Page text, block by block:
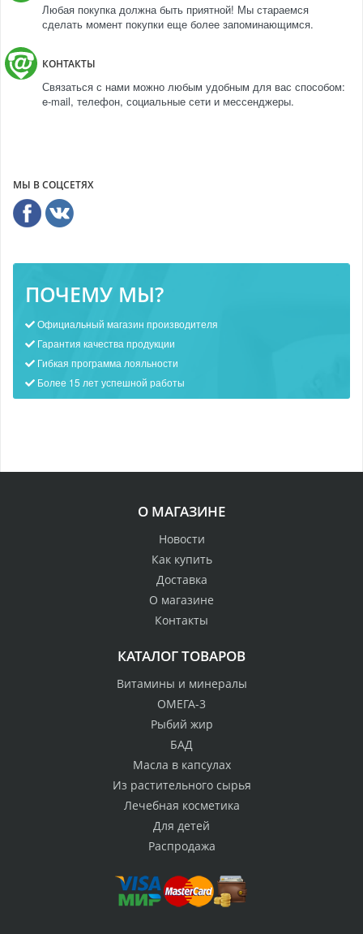
Любая покупка должна быть приятной! Мы стараемся
сделать момент покупки еще более запоминающимся.
КОНТАКТЫ
Связаться с нами можно любым удобным для вас способом:
e-mail, телефон, социальные сети и мессенджеры.
МЫ В СОЦСЕТЯХ
ПОЧЕМУ МЫ?
Официальный магазин производителя
Гарантия качества продукции
Гибкая программа лояльности
Более 15 лет успешной работы
О МАГАЗИНЕ
Новости
Как купить
Доставка
О магазине
Контакты
КАТАЛОГ ТОВАРОВ
Витамины и минералы
ОМЕГА-3
Рыбий жир
БАД
Масла в капсулах
Из растительного сырья
Лечебная косметика
Для детей
Распродажа